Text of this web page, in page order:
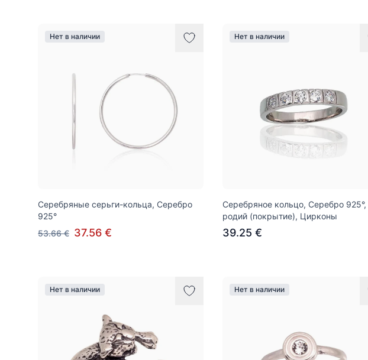
Нет в наличии
Серебряные серьги-кольца, Серебро
925°
53.66 € 37.56 €
Нет в наличии
Серебряное кольцо, Серебро 925°,
родий (покрытие), Цирконы
39.25 €
Нет в наличии Нет в наличии